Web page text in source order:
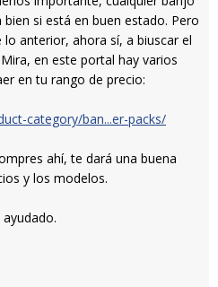
si está en buen estado. Pero
lo anterior, ahora sí, a biuscar el
en este portal hay varios
en tu rango de precio:
category/ban...er-packs/
ahí, te dará una buena
y los modelos.